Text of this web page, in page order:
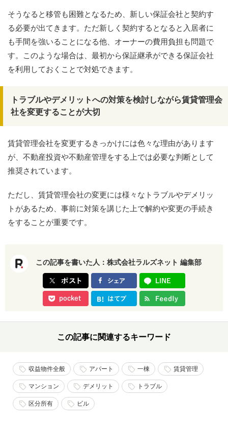
そうなると移管も困難となるため、新しい保証会社と契約す
る必要が出てきます。ただ新しく契約するとなると入居者に
も手間を強いることになる他、オーナーの費用負担も問題で
す。このような場合は、最初から保証継承ができる保証会社
を利用しておくことで対処できます。
トラブルやデメリットへの対策を検討しながら賃貸管理会
社を変更することが大切
賃貸管理会社を変更するきっかけには色々な理由があります
が、不動産投資や不動産管理をする上では必要な判断として
推奨されています。
ただし、賃貸管理会社の変更には様々なトラブルやデメリッ
トがあるため、事前に対策を講じた上で解約や変更の手続き
をすることが重要です。
この記事を書いた人： 株式会社ラルズネット 編集部
この記事に関連するキーワード
収益物件全般 アパート 一棟 賃貸管理
マンション デメリット トラブル
区分所有 ビル